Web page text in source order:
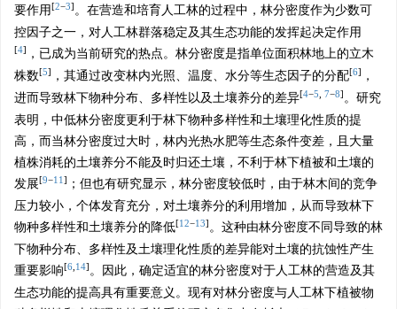
要作用 [2−3] 。在营造和培育人工林的过程中，林分密度作为少数可
控因子之一，对人工林群落稳定及其生态功能的发挥起决定作用
[4]
，已成为当前研究的热点。林分密度是指单位面积林地上的立木
株数[5] ，其通过改变林内光照、温度、水分等生态因子的分配[6]
，
进而导致林下物种分布、多样性以及土壤养分的差异[4−5 7−8] 。研究
表明，中低林分密度更利于林下物种多样性和土壤理化性质的提
高，而当林分密度过大时，林内光热水肥等生态条件变差，且大量
植株消耗的土壤养分不能及时归还土壤，不利于林下植被和土壤的
发展[9−11 ]
；但也有研究显示，林分密度较低时，由于林木间的竞争
压力较小，个体发育充分，对土壤养分的利用增加，从而导致林下
物种多样性和土壤养分的降低[12−13] 。这种由林分密度不同导致的林
下物种分布、多样性及土壤理化性质的差异能对土壤的抗蚀性产生
重要影响[6 14] 。因此，确定适宜的林分密度对于人工林的营造及其
生态功能的提高具有重要意义。现有对林分密度与人工林下植被物